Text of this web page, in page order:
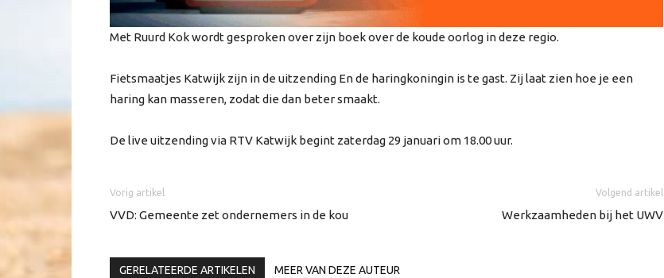
Met Ruurd Kok wordt gesproken over zijn boek over de koude oorlog in deze regio.
Fietsmaatjes Katwijk zijn in de uitzending En de haringkoningin is te gast. Zij laat zien hoe je een
haring kan masseren, zodat die dan beter smaakt.
De live uitzending via RTV Katwijk begint zaterdag 29 januari om 18.00 uur.
Vorig artikel
VVD: Gemeente zet ondernemers in de kou
Volgend artikel
Werkzaamheden bij het UWV
GERELATEERDE ARTIKELEN MEER VAN DEZE AUTEUR